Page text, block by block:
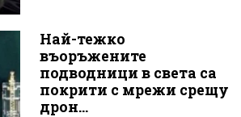
Най-тежко
въоръжените
подводници в света са
покрити с мрежи срещу
дрон...